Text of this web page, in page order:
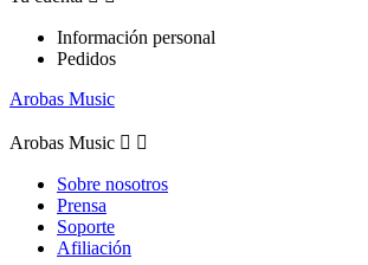
Información personal
Pedidos
Arobas Music
Arobas Music  
Sobre nosotros
Prensa
Soporte
Afiliación